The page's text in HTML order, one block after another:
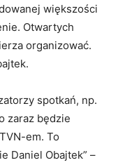
większości
Otwartych
organizować.
spotkań, np.
zaraz będzie
em. To
Daniel Obajtek” –